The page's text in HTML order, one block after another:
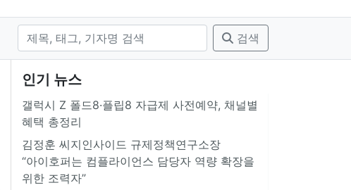
검색
인기 뉴스
갤럭시 Z 폴드8·플립8 자급제 사전예약, 채널별
혜택 총정리
김정훈 씨지인사이드 규제정책연구소장
“아이호퍼는 컴플라이언스 담당자 역량 확장을
위한 조력자”